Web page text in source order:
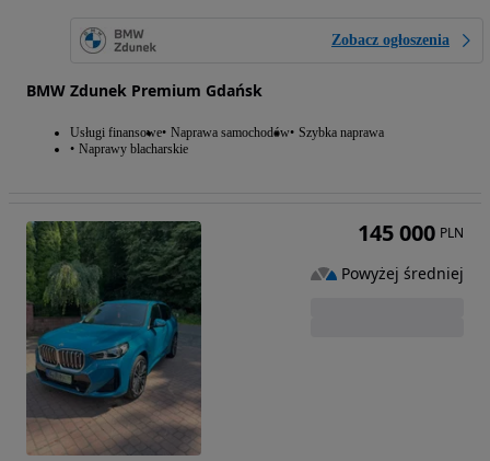
Zobacz ogłoszenia
BMW Zdunek Premium Gdańsk
Usługi finansowe Naprawa samochodów Szybka naprawa
Naprawy blacharskie
145 000 PLN
Powyżej średniej